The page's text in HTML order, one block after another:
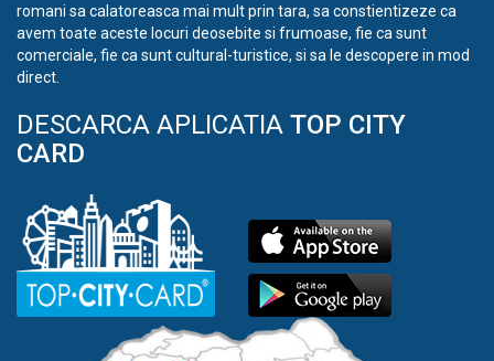
romani sa calatoreasca mai mult prin tara, sa constientizeze ca
avem toate aceste locuri deosebite si frumoase, fie ca sunt
comerciale, fie ca sunt cultural-turistice, si sa le descopere in mod
direct.
DESCARCA APLICATIA TOP CITY
CARD